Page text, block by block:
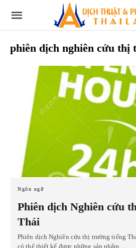
phiên dịch nghiên cứu thị
Ngôn ngữ
Phiên dịch Nghiên cứu
Thái
Phiên dịch Nghiên cứu thị trường tiếng
có thể thiết kế được những sản phẩm…